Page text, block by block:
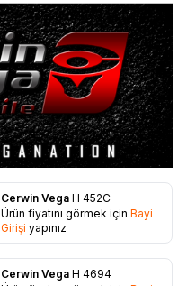
Favorilere Ekle
Cerwin Vega H 452C
Ürün fiyatını görmek için Bayi
Girişi yapınız
Cerwin Vega H 4694